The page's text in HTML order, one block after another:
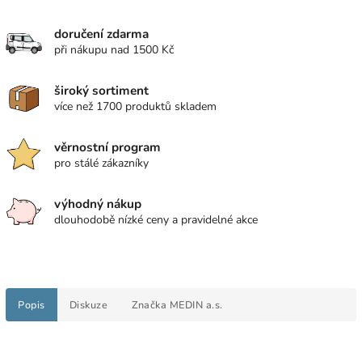
doručení zdarma
při nákupu nad 1500 Kč
široký sortiment
více než 1700 produktů skladem
věrnostní program
pro stálé zákazníky
výhodný nákup
dlouhodobě nízké ceny a pravidelné akce
Popis Diskuze Značka MEDIN a.s.